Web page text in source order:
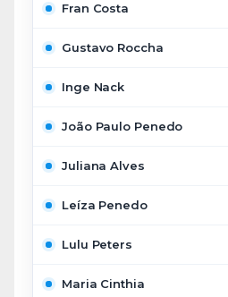
Fran Costa
Gustavo Roccha
Inge Nack
João Paulo Penedo
Juliana Alves
Leíza Penedo
Lulu Peters
Maria Cinthia